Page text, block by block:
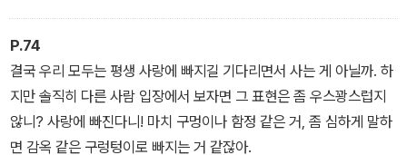
P.74
결국 우리 모두는 평생 사랑에 빠지길 기다리면서 사는 게 아닐까. 하
지만 솔직히 다른 사람 입장에서 보자면 그 표현은 좀 우스꽝스럽지
않니? 사랑에 빠진다니! 마치 구멍이나 함정 같은 거, 좀 심하게 말하
면 감옥 같은 구렁텅이로 빠지는 거 같잖아.